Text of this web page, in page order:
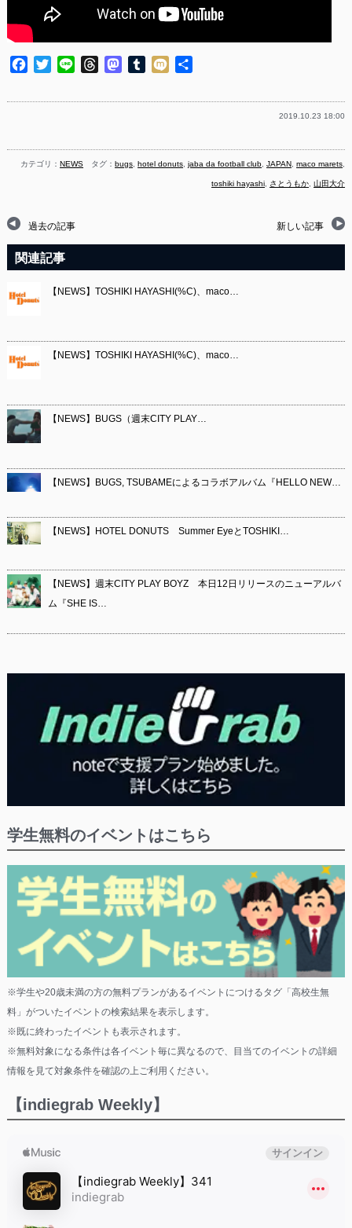
Facebook
TwitterLine ThreadsMastodon
Tumblr
Mixi
2019.10.23 18:00
カテゴリ：NEWS タグ：bugs ,hotel donuts ,jaba da football club ,JAPAN ,maco marets
toshiki hayashi さとうもか ,山田大介
過去の記事 新しい記事
関連記事
【NEWS】TOSHIKI HAYASHI(%C)、maco…
【NEWS】TOSHIKI HAYASHI(%C)、maco…
【NEWS】BUGS（週末CITY PLAY…
【NEWS】BUGS, TSUBAMEによるコラボアルバム『HELLO NEW…
【NEWS】HOTEL DONUTS Summer EyeとTOSHIKI…
【NEWS】週末CITY PLAY BOYZ 本日12日リリースのニューアルバ
ム『SHE IS…
学生無料のイベントはこちら
※学生や20歳未満の方の無料プランがあるイベントにつけるタグ「高校生無
料」がついたイベントの検索結果を表示します。
※既に終わったイベントも表示されます。
※無料対象になる条件は各イベント毎に異なるので、目当てのイベントの詳細
情報を見て対象条件を確認の上ご利用ください。
【indiegrab Weekly】